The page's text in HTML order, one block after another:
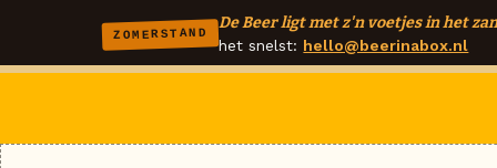
ZOMERSTAND
De Beer ligt met z'n voetjes in het
het snelst: hello@beerinabox.nl